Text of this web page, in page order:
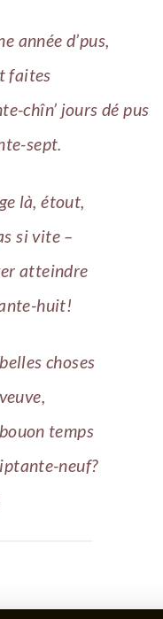
année d’pus,
faites
chîn’ jours dé pus
sept.
là, étout,
si vite –
atteindre
huit!
choses
temps
neuf?